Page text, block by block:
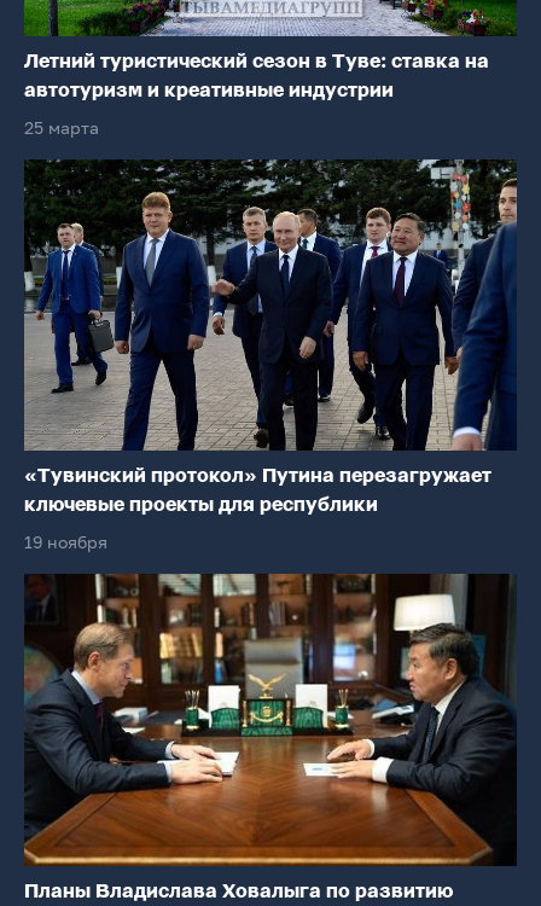
Летний туристический сезон в Туве: ставка на
автотуризм и креативные индустрии
25 марта
«Тувинский протокол» Путина перезагружает
ключевые проекты для республики
19 ноября
Планы Владислава Ховалыга по развитию